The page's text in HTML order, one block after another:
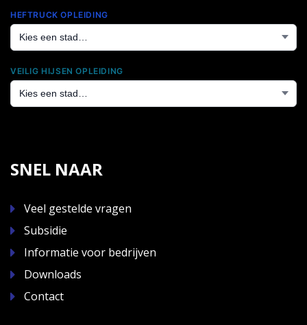
HEFTRUCK OPLEIDING
VEILIG HIJSEN OPLEIDING
SNEL NAAR
Veel gestelde vragen
Subsidie
Informatie voor bedrijven
Downloads
Contact